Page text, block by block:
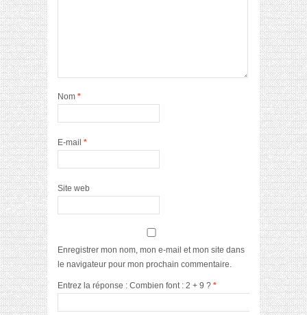
Nom *
E-mail *
Site web
Enregistrer mon nom, mon e-mail et mon site dans
le navigateur pour mon prochain commentaire.
Entrez la réponse : Combien font : 2 + 9 ? *